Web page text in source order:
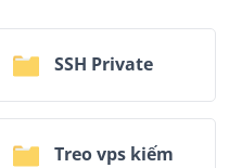
SSH Private
Treo vps kiếm